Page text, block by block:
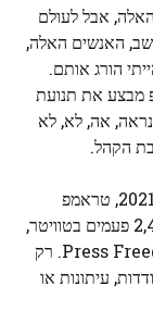
אבל לעולם
האנשים האלה,
הורג אותם.
מבצע את תנועת
נראה, אה, לא, לא
הקהל.
מרגע שהכריז על מועמדותו ב-2015 ועד תחילת 2021, טראמפ
פרסם הערות שליליות על התקשורת יותר מ-2,490 פעמים בטוויטר,
על פי מסד נתונים אמריקאי של Press Freedom Tracker. רק
עיתונות או